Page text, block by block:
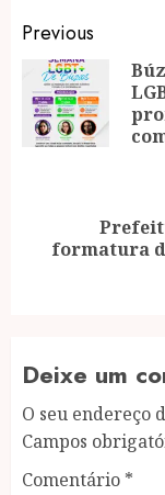
Post
Previous
Nextformatura
Deixe um
O seu endereço
Campos
Comentário *